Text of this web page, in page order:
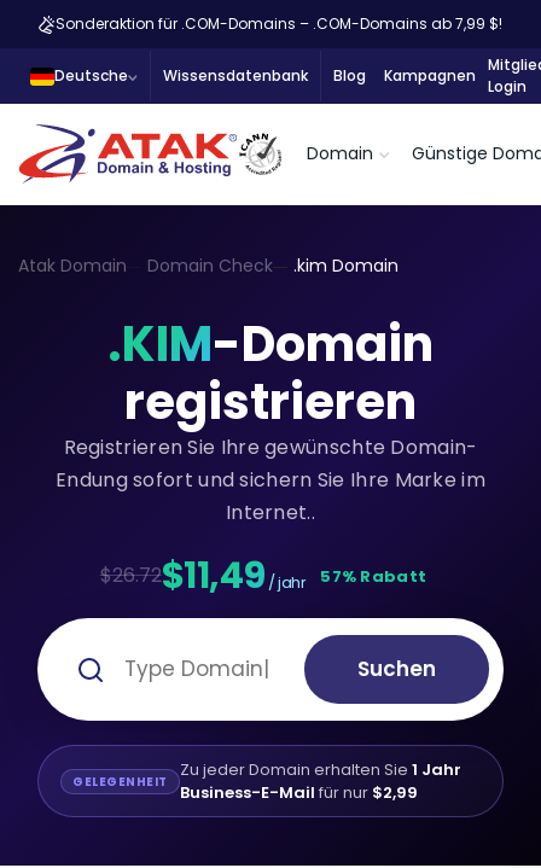
Sonderaktion für .COM-Domains – .COM-Domains ab 7,99 $!
Deutsche Wissensdatenbank Blog Kampagnen
Login
Domain Günstige
Atak Domain Domain Check .kim Domain
.KIM-Domain
registrieren
Registrieren Sie Ihre gewünschte Domain-
Endung sofort und sichern Sie Ihre Marke im
Internet..
$26.72$11,49 / jahr 57% Rabatt
Suchen
GELEGENHEIT Zu jeder Domain erhalten Sie 1 Jahr
Business-E-Mail für nur $2,99